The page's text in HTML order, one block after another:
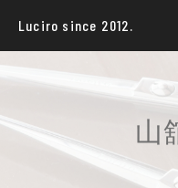
Luciro since 2012.
山